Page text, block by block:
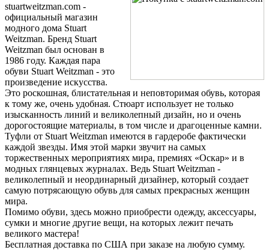
stuartweitzman.com -
официальный магазин
модного дома Stuart
Weitzman. Бренд Stuart
Weitzman был основан в
1986 году. Каждая пара
обуви Stuart Weitzman - это
произведение искусства.
Это роскошная, блистательная и неповторимая обувь, которая
к тому же, очень удобная. Стюарт использует не только
изысканность линий и великолепный дизайн, но и очень
дорогостоящие материалы, в том числе и драгоценные камни.
Туфли от Stuart Weitzman имеются в гардеробе фактически
каждой звезды. Имя этой марки звучит на самых
торжественных мероприятиях мира, премиях «Оскар» и в
модных глянцевых журналах. Ведь Stuart Weitzman -
великолепный и неординарный дизайнер, который создает
самую потрясающую обувь для самых прекрасных женщин
мира.
Помимо обуви, здесь можно приобрести одежду, аксессуары,
сумки и многие другие вещи, на которых лежит печать
великого мастера!
Бесплатная доставка по США при заказе на любую сумму.